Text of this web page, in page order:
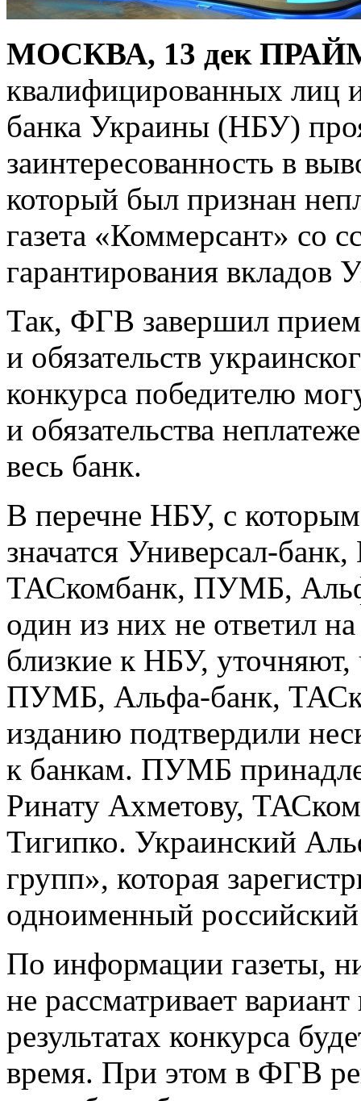
МОСКВА, 13 дек
квалифицированных лиц
банка Украины (НБУ)
заинтересованность в
который был признан
газета «Коммерсант» со
гарантирования
Так, ФГВ завершил прием
и обязательств
конкурса победителю
и обязательства
весь банк.
В перечне НБУ, с
значатся Универсал-
ТАСкомбанк, ПУМБ,
один из них не ответил
близкие к НБУ, уточняют,
ПУМБ, Альфа-банк,
изданию подтвердили
к банкам. ПУМБ
Ринату Ахметову,
Тигипко. Украинский
групп», которая
одноименный
По информации газеты,
не рассматривает
результатах конкурса
время. При этом в ФГВ